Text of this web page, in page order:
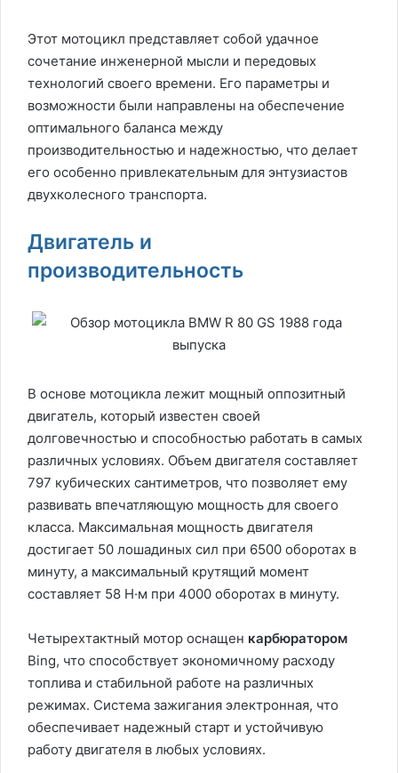
Этот мотоцикл представляет собой удачное
сочетание инженерной мысли и передовых
технологий своего времени. Его параметры и
возможности были направлены на обеспечение
оптимального баланса между
производительностью и надежностью, что делает
его особенно привлекательным для энтузиастов
двухколесного транспорта.
Двигатель и
производительность
В основе мотоцикла лежит мощный оппозитный
двигатель, который известен своей
долговечностью и способностью работать в самых
различных условиях. Объем двигателя составляет
797 кубических сантиметров, что позволяет ему
развивать впечатляющую мощность для своего
класса. Максимальная мощность двигателя
достигает 50 лошадиных сил при 6500 оборотах в
минуту, а максимальный крутящий момент
составляет 58 Н·м при 4000 оборотах в минуту.
Четырехтактный мотор оснащен карбюратором
Bing, что способствует экономичному расходу
топлива и стабильной работе на различных
режимах. Система зажигания электронная, что
обеспечивает надежный старт и устойчивую
работу двигателя в любых условиях.